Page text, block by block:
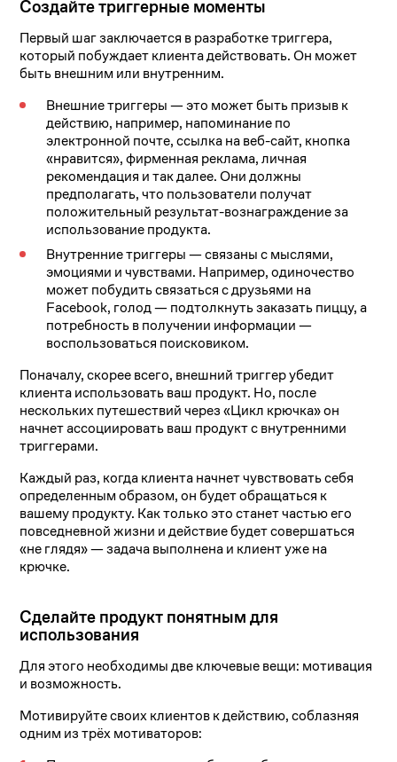
Создайте триггерные моменты
Первый шаг заключается в разработке триггера,
который побуждает клиента действовать. Он может
быть внешним или внутренним.
Внешние триггеры — это может быть призыв к
действию, например, напоминание по
электронной почте, ссылка на веб-сайт, кнопка
«нравится», фирменная реклама, личная
рекомендация и так далее. Они должны
предполагать, что пользователи получат
положительный результат-вознаграждение за
использование продукта.
Внутренние триггеры — связаны с мыслями,
эмоциями и чувствами. Например, одиночество
может побудить связаться с друзьями на
Facebook, голод — подтолкнуть заказать пиццу, а
потребность в получении информации —
воспользоваться поисковиком.
Поначалу, скорее всего, внешний триггер убедит
клиента использовать ваш продукт. Но, после
нескольких путешествий через «Цикл крючка» он
начнет ассоциировать ваш продукт с внутренними
триггерами.
Каждый раз, когда клиента начнет чувствовать себя
определенным образом, он будет обращаться к
вашему продукту. Как только это станет частью его
повседневной жизни и действие будет совершаться
«не глядя» — задача выполнена и клиент уже на
крючке.
Сделайте продукт понятным для
использования
Для этого необходимы две ключевые вещи: мотивация
и возможность.
Мотивируйте своих клиентов к действию, соблазняя
одним из трёх мотиваторов: